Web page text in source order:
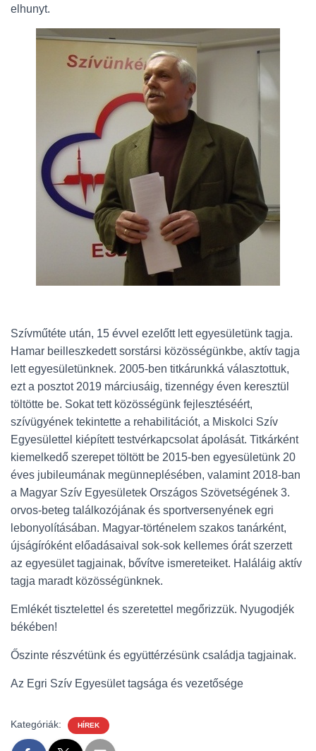
elhunyt.
Szívműtéte után, 15 évvel ezelőtt lett egyesületünk tagja.
Hamar beilleszkedett sorstársi közösségünkbe, aktív tagja
lett egyesületünknek. 2005-ben titkárunkká választottuk,
ezt a posztot 2019 márciusáig, tizennégy éven keresztül
töltötte be. Sokat tett közösségünk fejlesztéséért,
szívügyének tekintette a rehabilitációt, a Miskolci Szív
Egyesülettel kiépített testvérkapcsolat ápolását. Titkárként
kiemelkedő szerepet töltött be 2015-ben egyesületünk 20
éves jubileumának megünneplésében, valamint 2018-ban
a Magyar Szív Egyesületek Országos Szövetségének 3.
orvos-beteg találkozójának és sportversenyének egri
lebonyolításában. Magyar-történelem szakos tanárként,
újságíróként előadásaival sok-sok kellemes órát szerzett
az egyesület tagjainak, bővítve ismereteiket. Haláláig aktív
tagja maradt közösségünknek.
Emlékét tisztelettel és szeretettel megőrizzük. Nyugodjék
békében!
Őszinte részvétünk és együttérzésünk családja tagjainak.
Az Egri Szív Egyesület tagsága és vezetősége
Kategóriák: HÍREK